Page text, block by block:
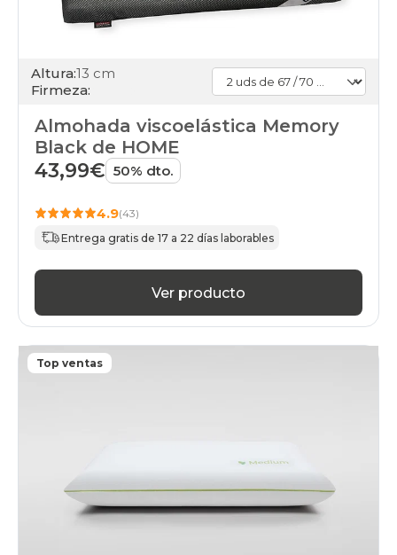
Altura:13 cm
Firmeza:
Almohada viscoelástica Memory
Black de HOME
43,99€ 50% dto.
4.9(43)
Entrega gratis de 17 a 22 días laborables
Ver producto
Top ventas